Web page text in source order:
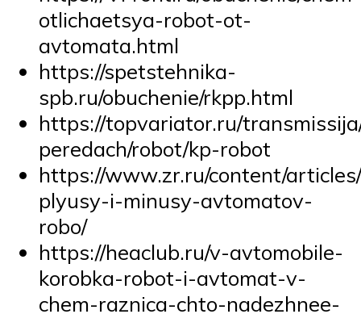
otlichaetsya-robot-ot-
avtomata.html
https://spetstehnika-
spb.ru/obuchenie/rkpp.html
https://topvariator.ru/
peredach/robot/kp-robot
https://www.zr.ru/content/
plyusy-i-minusy-avtomatov-
robo/
https://heaclub.ru/v-avtomobile-
korobka-robot-i-avtomat-v-
chem-raznica-chto-nadezhnee-